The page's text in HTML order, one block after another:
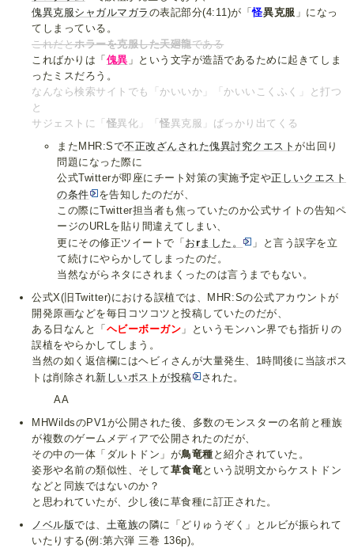
傀異克服シャガルマガラ の表記部分(4:11)が「怪異克服 」になっ
てしまっている。
これだとホラーを克服した天廻龍である
こればかりは「 傀異 」という文字が造語であるために起きてしま
ったミスだろう。
なんなら検索サイトでも「かいいか」「かいいこくふく」と打つ
と
サジェストに「 怪異化」「怪異克服」ばっかり出てくる
またMHR:Sで不正改ざんされた傀異討究クエストが出回り
問題になった際に
公式Twitterが即座にチート対策の実施予定や正しいクエスト
の条件
を告知したのだが、
この際にTwitter担当者も焦っていたのか公式サイトの告知ペ
ージのURLを貼り間違えてしまい、
更にその修正ツイートで「 おrました。
」と言う誤字を立
て続けにやらかしてしまったのだ。
当然ながらネタにされまくったのは言うまでもない。
公式X(旧Twitter)における誤植では、MHR:Sの公式アカウントが
開発原画などを毎日コツコツと投稿していたのだが、
ある日なんと「 ヘビーボーガン 」というモンハン界でも指折りの
誤植をやらかしてしまう。
当然の如く返信欄にはヘビィさんが大量発生、1時間後に当該ポス
トは削除され新しいポストが投稿
された。
AA
MHWildsのPV1が公開された後、多数のモンスターの名前と種族
が複数のゲームメディアで公開されたのだが、
その中の一体「ダルトドン」が鳥竜種 と紹介されていた。
姿形や名前の類似性、そして草食竜という説明文からケストドン
などと同族ではないのか？
と思われていたが、少し後に草食種に訂正された。
ノベル版では、 土竜族の隣に「どりゅうぞく」とルビが振られて
いたりする(例:第六弾 三巻 136p)。